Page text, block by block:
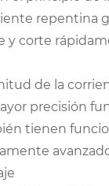
repentina
corte
de la
precisión
tienen